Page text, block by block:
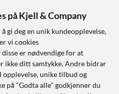
på Kjell & Company
gi deg en unik kundeopplevelse,
vi cookies
er nødvendige for at
ikke ditt samtykke. Andre bidrar
opplevelse, unike tilbud og
på "Godta alle" godkjenner du